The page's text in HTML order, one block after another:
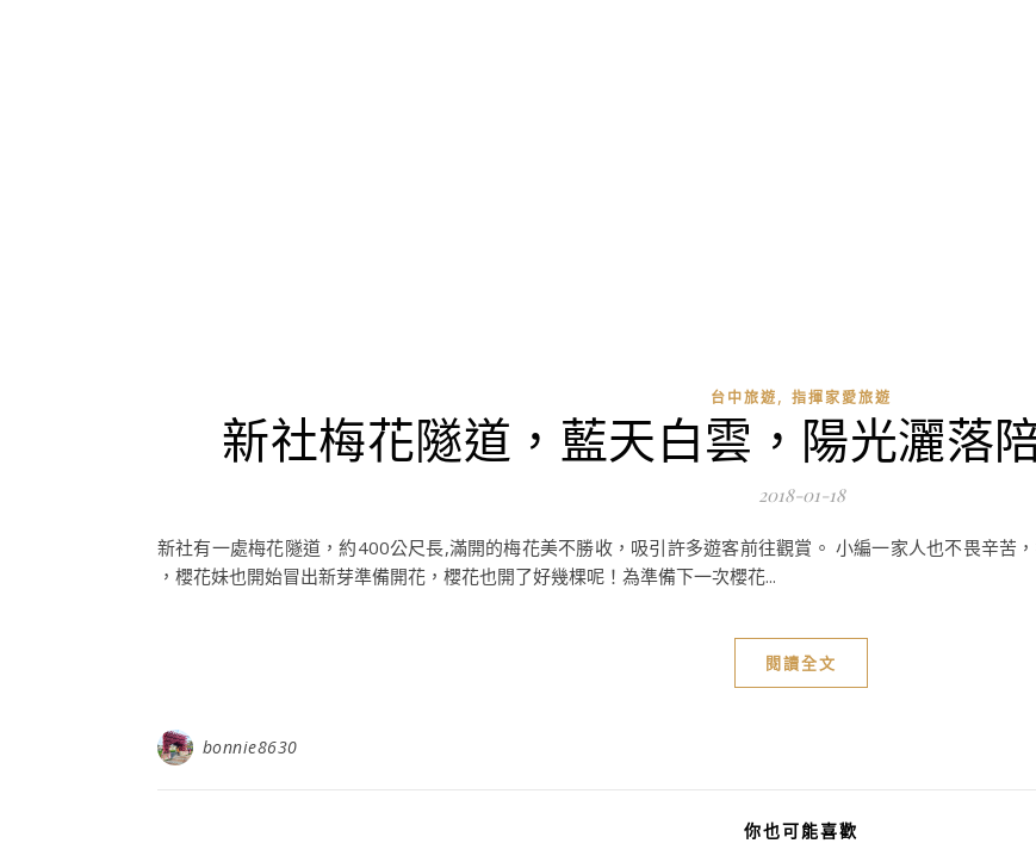
台中旅遊, 指揮家愛旅遊
新社梅花隧道，藍天白雲，陽光灑落
2018-01-18
新社有一處梅花隧道，約400公尺長,滿開的梅花美不勝收，吸引許多遊客前往觀賞。 小編一家人也不畏辛苦
，櫻花妹也開始冒出新芽準備開花，櫻花也開了好幾棵呢！為準備下一次櫻花...
閱讀全文
bonnie8630
你也可能喜歡